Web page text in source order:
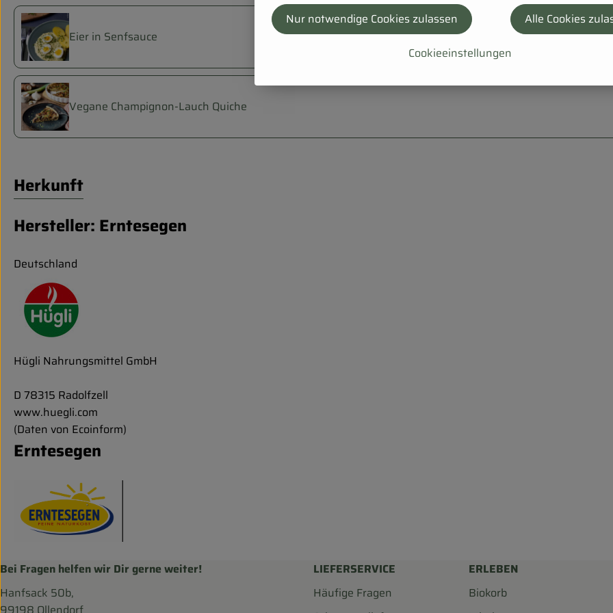
Eier in Senfsauce
Vegane Champignon-Lauch Quiche
Herkunft
Hersteller: Erntesegen
Deutschland
Hügli Nahrungsmittel GmbH
D 78315 Radolfzell
www.huegli.com
(Daten von Ecoinform)
Erntesegen
Bei Fragen helfen wir Dir gerne weiter!
Hanfsack 50b,
LIEFERSERVICE
Häufige Fragen
ERLEBEN
Biokorb
Cookieeinstellungen
Nur notwendige Cookies zulassen Alle Cookies